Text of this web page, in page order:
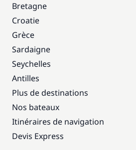
Bretagne
Croatie
Grèce
Sardaigne
Seychelles
Antilles
Plus de destinations
Nos bateaux
Itinéraires de navigation
Devis Express